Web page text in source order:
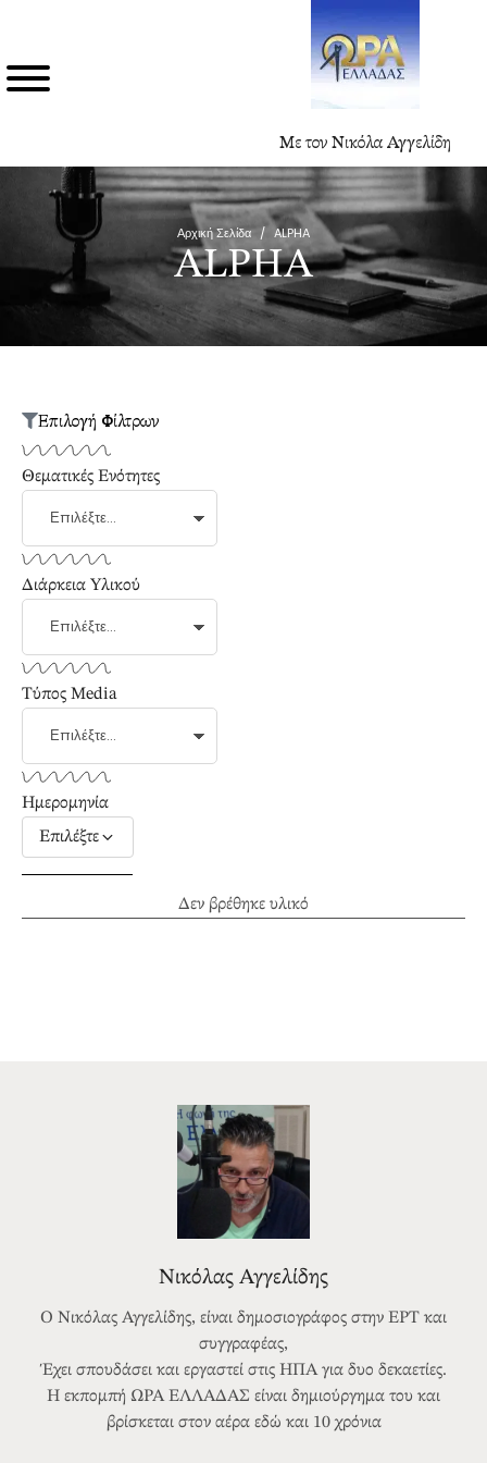
Με τον Νικόλα Αγγελίδη
Αρχική Σελίδα / ALPHA
ALPHA
Δεν βρέθηκε υλικό
Επιλογή Φίλτρων
Θεματικές Ενότητες
Διάρκεια Υλικού
Τύπος Media
Ημερομηνία
Επιλέξτε
Νικόλας Αγγελίδης
Ο Νικόλας Αγγελίδης, είναι δημοσιογράφος στην ΕΡΤ και
συγγραφέας,
Έχει σπουδάσει και εργαστεί στις ΗΠΑ για δυο δεκαετίες.
Η εκπομπή ΩΡΑ ΕΛΛΑΔΑΣ είναι δημιούργημα του και
βρίσκεται στον αέρα εδώ και 10 χρόνια